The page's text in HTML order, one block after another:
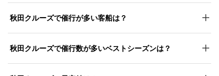
秋田クルーズで催行が多い客船は？
秋田クルーズで催行数が多いベストシーズンは？